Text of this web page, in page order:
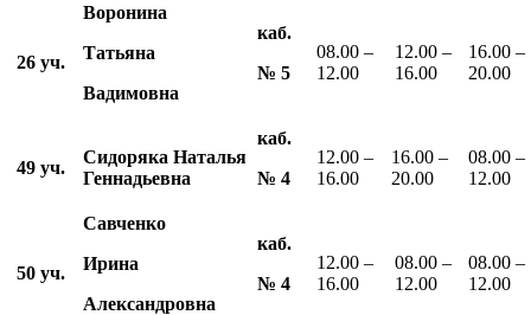
26 уч.
Воронина
Татьяна
Вадимовна
каб.
№ 5
08.00 –
12.00
12.00 –
16.00
16.00 –
20.00
49 уч.
Сидоряка Наталья
Геннадьевна
каб.
№ 4
12.00 –
16.00
16.00 –
20.00
08.00 –
12.00
50 уч.
Савченко
Ирина
Александровна
каб.
№ 4
12.00 –
16.00
08.00 –
12.00
08.00 –
12.00